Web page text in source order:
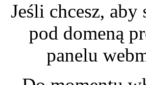
Jeśli chcesz,
pod domeną
panelu